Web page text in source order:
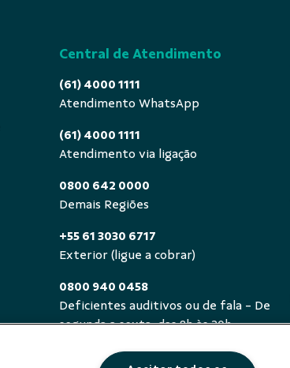
Central de Atendimento
(61) 4000 1111
Atendimento WhatsApp
(61) 4000 1111
Atendimento via ligação
0800 642 0000
Demais Regiões
+55 61 3030 6717
Exterior (ligue a cobrar)
0800 940 0458
Deficientes auditivos ou de fala - De
segunda a sexta, das 8h às 20h
Atendimento Coopere